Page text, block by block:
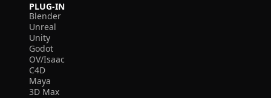
PLUG-IN
Blender
Unreal
Unity
Godot
OV/Isaac
C4D
Maya
3D Max